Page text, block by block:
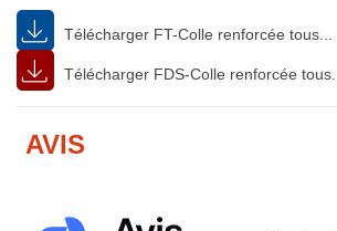
Télécharger FT-Colle renforcée tous...
Télécharger FDS-Colle renforcée tous...
AVIS